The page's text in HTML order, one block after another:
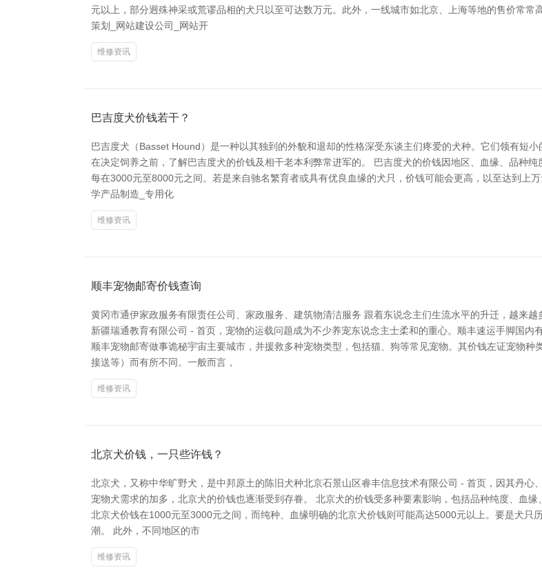
元以上，部分迥殊神采或荒谬品相的犬只以至可达数万元。此外，一线城市如北京、上海等地的售价常
策划_网站建设公司_网站开
维修资讯
巴吉度犬价钱若干？
巴吉度犬（Basset Hound）是一种以其独到的外貌和退却的性格深受东谈主们疼爱的犬种。它们领有短
在决定饲养之前，了解巴吉度犬的价钱及相干老本利弊常进军的。 巴吉度犬的价钱因地区、血缘、品种
每在3000元至8000元之间。若是来自驰名繁育者或具有优良血缘的犬只，价钱可能会更高，以至达到上
学产品制造_专用化
维修资讯
顺丰宠物邮寄价钱查询
黄冈市通伊家政服务有限责任公司、家政服务、建筑物清洁服务 跟着东说念主们生流水平的升迁，越来
新疆瑞通教育有限公司 - 首页，宠物的运载问题成为不少养宠东说念主士柔和的重心。顺丰速运手脚国内
顺丰宠物邮寄做事诡秘宇宙主要城市，并援救多种宠物类型，包括猫、狗等常见宠物。其价钱左证宠物
接送等）而有所不同。一般而言，
维修资讯
北京犬价钱，一只些许钱？
北京犬，又称中华旷野犬，是中邦原土的陈旧犬种北京石景山区睿丰信息技术有限公司 - 首页，因其丹
宠物犬需求的加多，北京犬的价钱也逐渐受到存眷。 北京犬的价钱受多种要素影响，包括品种纯度、血
北京犬价钱在1000元至3000元之间，而纯种、血缘明确的北京犬价钱则可能高达5000元以上。要是犬只
潮。 此外，不同地区的市
维修资讯